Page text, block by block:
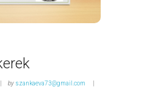
by szankaeva73@gmail.com